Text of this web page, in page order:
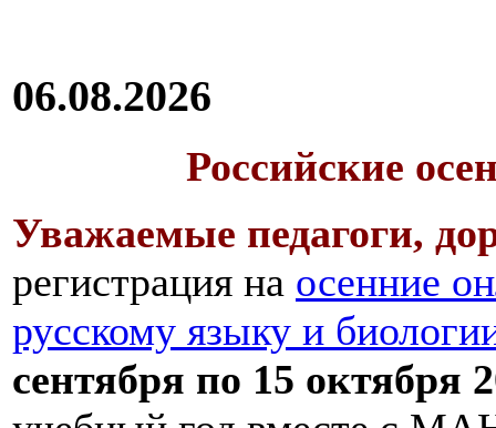
06.08.2026
Российские
Уважаемые педагоги,
регистрация на осенние
русскому языку и
сентября по 15 октября